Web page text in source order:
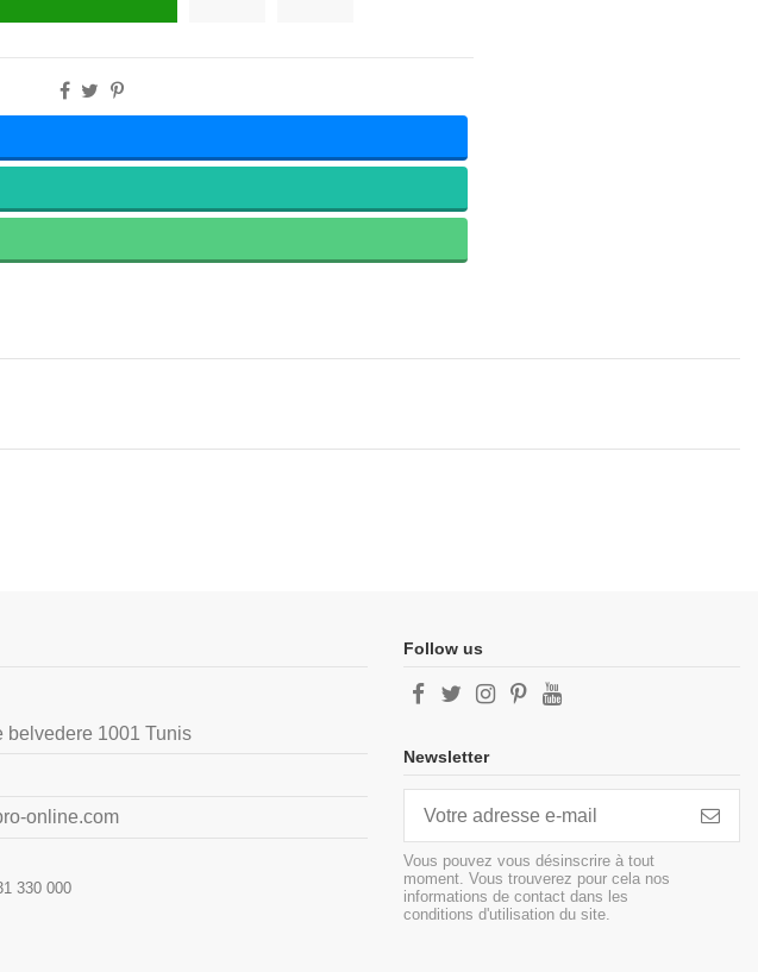
belvedere 1001 Tunis
online.com
330 000
Follow us
Newsletter
Vous pouvez vous désinscrire à tout
moment. Vous trouverez pour cela nos
informations de contact dans les
conditions d'utilisation du site.